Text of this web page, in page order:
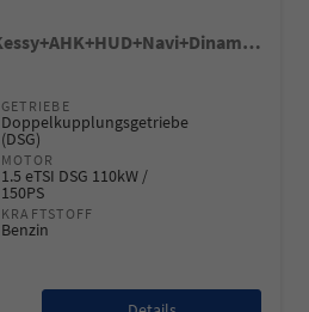
1.5 eTSI DSG Matrix+Kessy+AHK+HUD+Navi+Dinamica+360°+eHeck+GV5
GETRIEBE
Doppelkupplungsgetriebe
(DSG)
MOTOR
1.5 eTSI DSG 110kW /
150PS
KRAFTSTOFF
Benzin